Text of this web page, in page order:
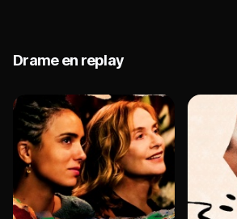
Drame en replay